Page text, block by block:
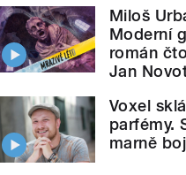
Miloš
Moderní
román
Jan
Voxel
parfémy.
marně